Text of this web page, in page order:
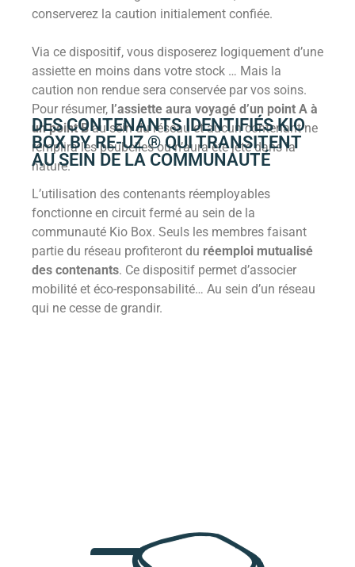
conserverez la caution initialement confiée.
Via ce dispositif, vous disposerez logiquement d’une
assiette en moins dans votre stock … Mais la
caution non rendue sera conservée par vos soins.
Pour résumer, l’assiette aura voyagé d’un point A à
un point Bau sein du réseau et aucun contenant ne
remplira les poubelles ou n’aura été jeté dans la
nature.
DES CONTENANTS IDENTIFIÉS KIO
BOX BY RE-UZ ® QUI TRANSITENT
AU SEIN DE LA COMMUNAUTÉ
L’utilisation des contenants réemployables
fonctionne en circuit fermé au sein de la
communauté Kio Box. Seuls les membres faisant
partie du réseau profiteront du réemploi mutualisé
des contenants. Ce dispositif permet d’associer
mobilité et éco-responsabilité… Au sein d’un réseau
qui ne cesse de grandir.